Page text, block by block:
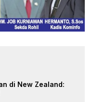
di New Zealand: